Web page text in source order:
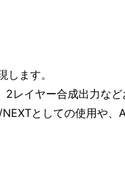
ます。
レイヤー合成出力な
としての使用や、